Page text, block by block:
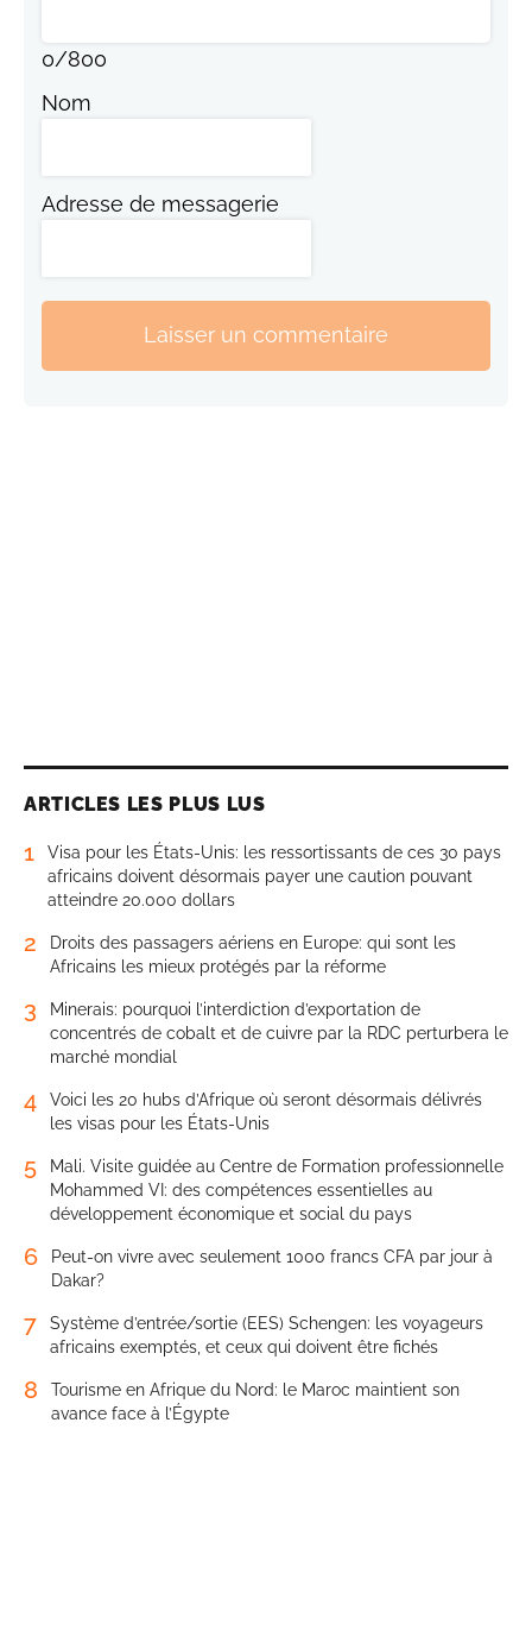
0/800
Nom
Adresse de messagerie
Laisser un commentaire
ARTICLES LES PLUS LUS
1
Visa pour les États-Unis: les ressortissants de ces 30 pays
africains doivent désormais payer une caution pouvant
atteindre 20.000 dollars
2
Droits des passagers aériens en Europe: qui sont les
Africains les mieux protégés par la réforme
3
Minerais: pourquoi l’interdiction d’exportation de
concentrés de cobalt et de cuivre par la RDC perturbera le
marché mondial
4
Voici les 20 hubs d’Afrique où seront désormais délivrés
les visas pour les États-Unis
5
Mali. Visite guidée au Centre de Formation professionnelle
Mohammed VI: des compétences essentielles au
développement économique et social du pays
6
Peut-on vivre avec seulement 1000 francs CFA par jour à
Dakar?
7
Système d’entrée/sortie (EES) Schengen: les voyageurs
africains exemptés, et ceux qui doivent être fichés
8
Tourisme en Afrique du Nord: le Maroc maintient son
avance face à l’Égypte